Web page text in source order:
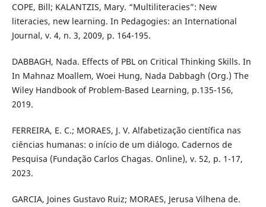
COPE, Bill; KALANTZIS, Mary. “Multiliteracies”: New
literacies, new learning. In Pedagogies: an International
Journal, v. 4, n. 3, 2009, p. 164-195.
DABBAGH, Nada. Effects of PBL on Critical Thinking Skills. In
In Mahnaz Moallem, Woei Hung, Nada Dabbagh (Org.) The
Wiley Handbook of Problem-Based Learning, p.135-156,
2019.
FERREIRA, E. C.; MORAES, J. V. Alfabetização científica nas
ciências humanas: o início de um diálogo. Cadernos de
Pesquisa (Fundação Carlos Chagas. Online), v. 52, p. 1-17,
2023.
GARCIA, Joines Gustavo Ruiz; MORAES, Jerusa Vilhena de.